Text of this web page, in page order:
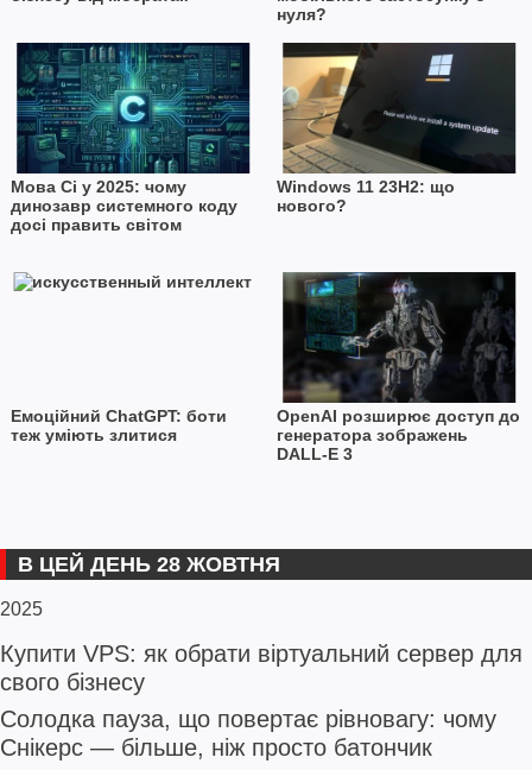
нуля?
Мова Сі у 2025: чому
динозавр системного коду
досі править світом
Windows 11 23H2: що
нового?
Емоційний ChatGPT: боти
теж уміють злитися
OpenAI розширює доступ до
генератора зображень
DALL-E 3
В ЦЕЙ ДЕНЬ 28 ЖОВТНЯ
2025
Купити VPS: як обрати віртуальний сервер для
свого бізнесу
Солодка пауза, що повертає рівновагу: чому
Снікерс — більше, ніж просто батончик